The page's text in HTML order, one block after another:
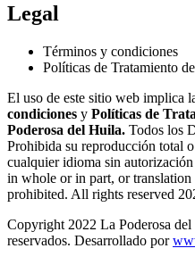
Legal
Términos y condiciones
Políticas de Tratamiento
El uso de este sitio web implica
condiciones y Políticas de
Poderosa del Huila. Todos los
Prohibida su reproducción total
cualquier idioma sin
in whole or in part, or
prohibited. All rights reserved
Copyright 2022 La Poderosa
reservados. Desarrollado por